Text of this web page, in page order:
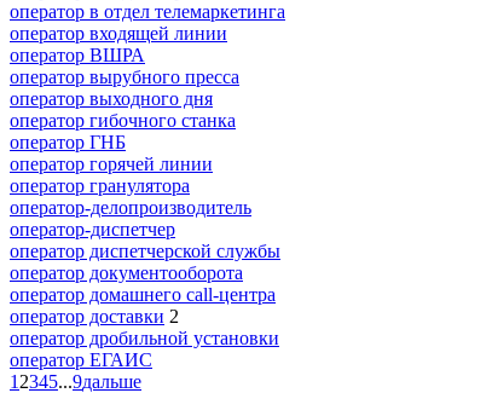
оператор в отдел телемаркетинга
оператор входящей линии
оператор ВШРА
оператор вырубного пресса
оператор выходного дня
оператор гибочного станка
оператор ГНБ
оператор горячей линии
оператор гранулятора
оператор-делопроизводитель
оператор-диспетчер
оператор диспетчерской службы
оператор документооборота
оператор домашнего call-центра
оператор доставки 2
оператор дробильной установки
оператор ЕГАИС
1 2345...9дальше